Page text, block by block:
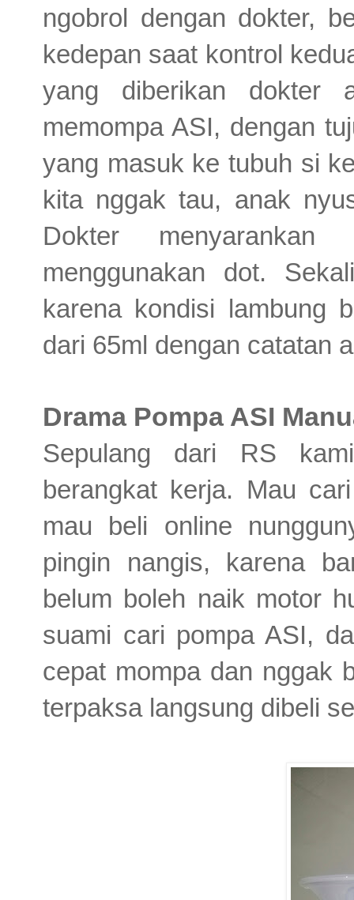
ngobrol dengan dokter,
kedepan saat kontrol
yang diberikan dokter
memompa ASI, dengan
yang masuk ke tubuh si
kita nggak tau, anak
Dokter
menggunakan dot.
karena kondisi lambung
dari 65ml dengan catatan
Drama Pompa ASI
Sepulang dari RS
berangkat kerja. Mau
mau beli online
pingin nangis, karena
belum boleh naik motor
suami cari pompa ASI,
cepat mompa dan nggak
terpaksa langsung dibeli